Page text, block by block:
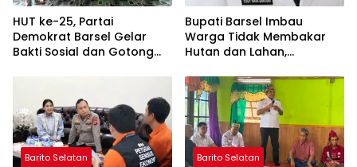
HUT ke-25, Partai
Demokrat Barsel Gelar
Bakti Sosial dan Gotong
Bupati Barsel Imbau
Warga Tidak Membakar
Hutan dan Lahan,
Bebas Kabut Asap
Barito Selatan Barito Selatan